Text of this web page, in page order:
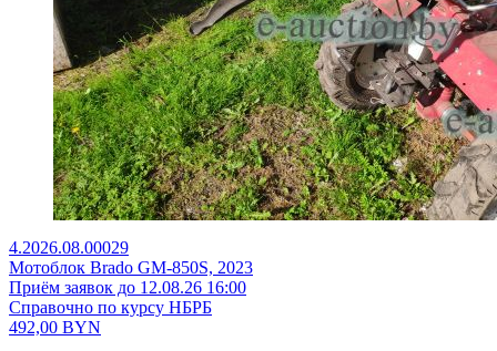
4.2026.08.00029
Мотоблок Brado GM-850S, 2023
Приём заявок до 12.08.26 16:00
Справочно по курсу НБРБ
492,00 BYN